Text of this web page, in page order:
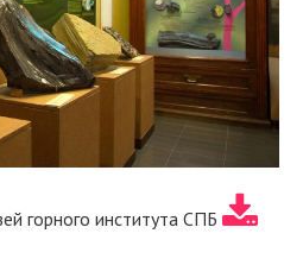
горного института СПБ